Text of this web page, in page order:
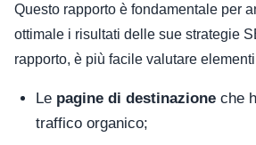
Questo rapporto è fondamentale per
ottimale i risultati delle sue strategie
rapporto, è più facile valutare
Le pagine di destinazione che
traffico organico;